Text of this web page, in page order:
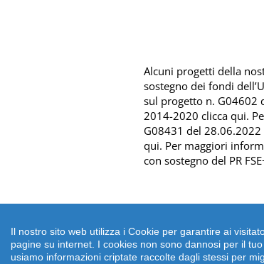
Il nostro sito web utilizza i Cookie per garantire ai
pagine su internet. I cookies non sono dannosi per il
usiamo informazioni criptate raccolte dagli stessi per
Alcuni progetti della
sostegno dei fondi
sul progetto n. G04602
2014-2020 clicca qui.
G08431 del 28.06.2022
qui. Per maggiori
con sostegno del PR